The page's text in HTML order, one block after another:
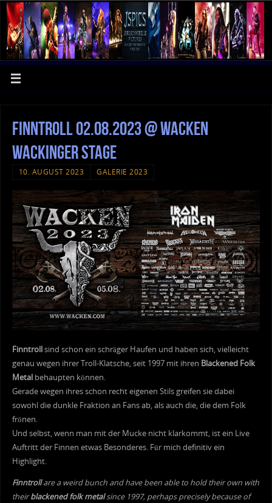
Finntroll 02.08.2023 @ Wacken
Wackinger Stage
10. AUGUST 2023 GALERIE 2023
Finntrollsind schon ein schräger Haufen und haben sich, vielleicht
genau wegen ihrer Troll-Klatsche, seit 1997 mit ihren Blackened Folk
Metalbehaupten können.
Gerade wegen ihres schon recht eigenen Stils greifen sie dabei
sowohl die dunkle Fraktion an Fans ab, als auch die, die dem Folk
frönen.
Und selbst, wenn man mit der Mucke nicht klarkommt, ist ein Live
Auftritt der Finnen etwas Besonderes. Für mich definitiv ein
Highlight.
Finntrollare a weird bunch and have been able to hold their own with
theirblackened folk metalsince 1997, perhaps precisely because of